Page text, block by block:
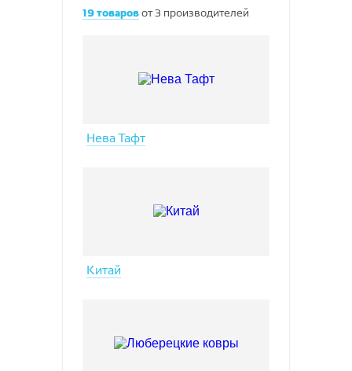
19товаровот3 производителей
Нева Тафт
Китай